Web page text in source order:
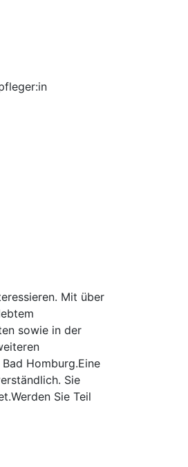
Mit über
sowie in der
Homburg.Eine
Sie
Sie Teil